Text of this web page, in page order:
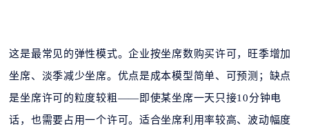
这是最常见的弹性模式。企业按坐席数购买许可，旺季增加
坐席、淡季减少坐席。优点是成本模型简单、可预测；缺点
是坐席许可的粒度较粗——即使某坐席一天只接10分钟电
话，也需要占用一个许可。适合坐席利用率较高、波动幅度